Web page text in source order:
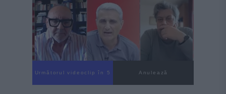
Următorul videoclip în 4 Anulează